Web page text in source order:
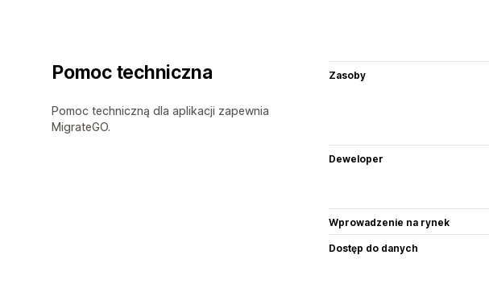
Pomoc techniczna
Pomoc techniczną dla aplikacji zapewnia
MigrateGO.
Zasoby
Deweloper
Wprowadzenie na rynek
Dostęp do danych